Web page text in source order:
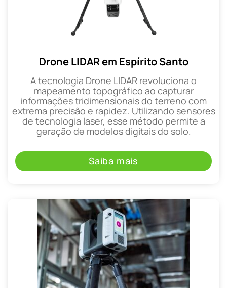
Drone LIDAR em Espírito Santo
A tecnologia Drone LIDAR revoluciona o
mapeamento topográfico ao capturar
informações tridimensionais do terreno com
extrema precisão e rapidez. Utilizando sensores
de tecnologia laser, esse método permite a
geração de modelos digitais do solo.
Saiba mais